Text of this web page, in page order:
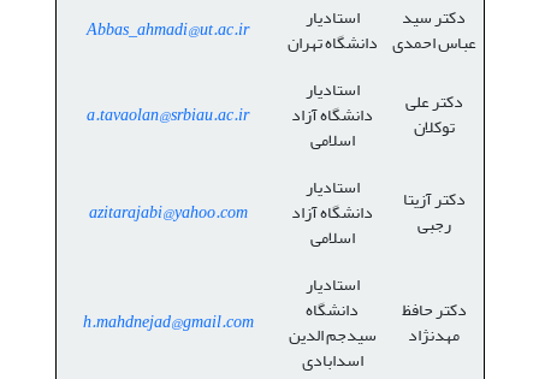
دکتر سید
عباس احمدی
استادیار
دانشگاه تهران Abbas_ahmadi@ut.ac.ir
دکتر علی
توکلان
استادیار
دانشگاه آزاد
اسلامی
a.tavaolan@srbiau.ac.ir
دکتر آزیتا
رجبی
استادیار
دانشگاه آزاد
اسلامی
azitarajabi@yahoo.com
دکتر حافظ
مهدنژاد
استادیار
دانشگاه
سیدجم الدین
اسدابادی
h.mahdnejad@gmail.com